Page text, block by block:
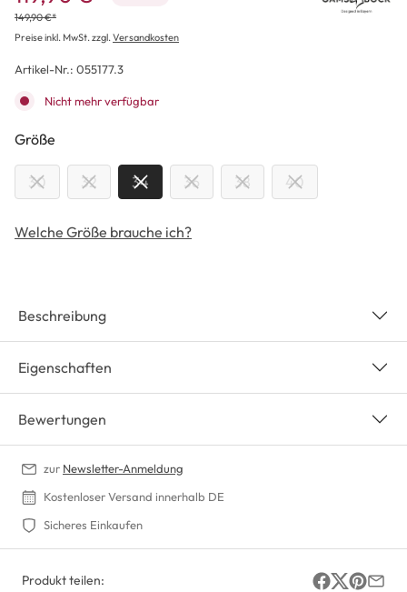
149,90 €*
Preise inkl. MwSt. zzgl.Versandkosten
Artikel-Nr.: 055177.3
Nicht mehr verfügbar
Größe
30 32 34 36 38 40
Welche Größe brauche ich?
Beschreibung
Eigenschaften
Bewertungen
zur Newsletter-Anmeldung
Kostenloser Versand innerhalb DE
Sicheres Einkaufen
Produkt teilen: